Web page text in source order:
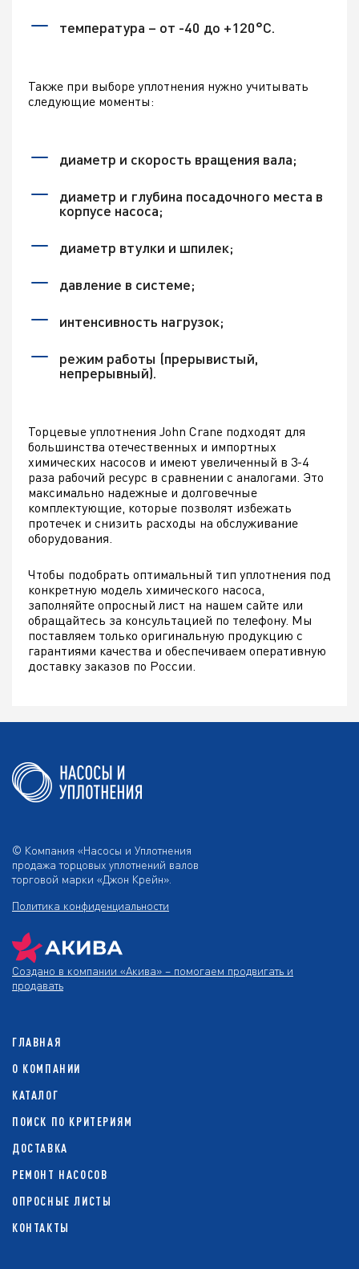
температура – от -40 до +120°С.
Также при выборе уплотнения нужно учитывать
следующие моменты:
диаметр и скорость вращения вала;
диаметр и глубина посадочного места в
корпусе насоса;
диаметр втулки и шпилек;
давление в системе;
интенсивность нагрузок;
режим работы (прерывистый,
непрерывный).
Торцевые уплотнения John Crane подходят для
большинства отечественных и импортных
химических насосов и имеют увеличенный в 3-4
раза рабочий ресурс в сравнении с аналогами. Это
максимально надежные и долговечные
комплектующие, которые позволят избежать
протечек и снизить расходы на обслуживание
оборудования.
Чтобы подобрать оптимальный тип уплотнения под
конкретную модель химического насоса,
заполняйте опросный лист на нашем сайте или
обращайтесь за консультацией по телефону. Мы
поставляем только оригинальную продукцию с
гарантиями качества и обеспечиваем оперативную
доставку заказов по России.
© Компания «Насосы и Уплотнения
продажа торцовых уплотнений валов
торговой марки «Джон Крейн».
Политика конфиденциальности
Создано в компании «Акива» – помогаем продвигать и
продавать
ГЛАВНАЯ
О КОМПАНИИ
КАТАЛОГ
ПОИСК ПО КРИТЕРИЯМ
ДОСТАВКА
РЕМОНТ НАСОСОВ
ОПРОСНЫЕ ЛИСТЫ
КОНТАКТЫ